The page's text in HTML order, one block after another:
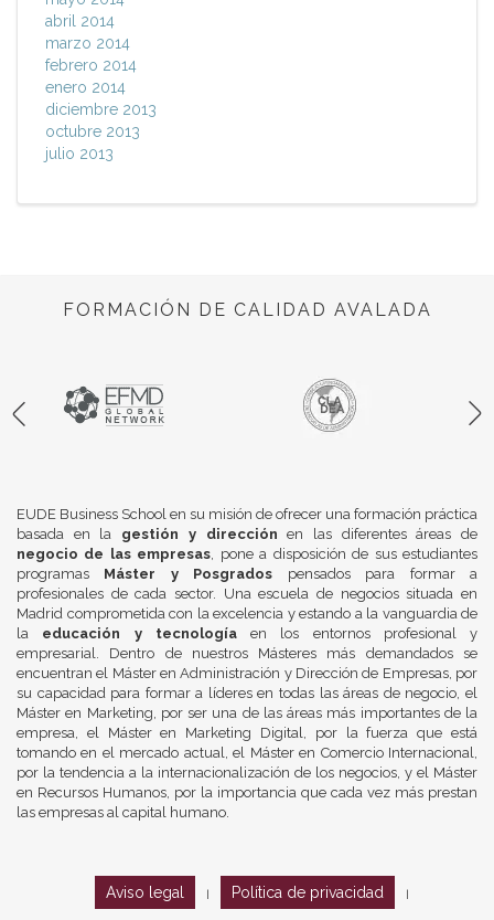
abril 2014
marzo 2014
febrero 2014
enero 2014
diciembre 2013
octubre 2013
julio 2013
FORMACIÓN DE CALIDAD AVALADA
EUDE Business School en su misión de ofrecer una formación práctica
basada en la gestión y dirección en las diferentes áreas de
negocio de las empresas, pone a disposición de sus estudiantes
programas Máster y Posgrados pensados para formar a
profesionales de cada sector. Una escuela de negocios situada en
Madrid comprometida con la excelencia y estando a la vanguardia de
la educación y tecnologíaen los entornos profesional y
empresarial. Dentro de nuestros Másteres más demandados se
encuentran el Máster en Administración y Dirección de Empresas, por
su capacidad para formar a líderes en todas las áreas de negocio, el
Máster en Marketing, por ser una de las áreas más importantes de la
empresa, el Máster en Marketing Digital, por la fuerza que está
tomando en el mercado actual, el Máster en Comercio Internacional,
por la tendencia a la internacionalización de los negocios, y el Máster
en Recursos Humanos, por la importancia que cada vez más prestan
las empresas al capital humano.
Aviso legal Política de privacidad